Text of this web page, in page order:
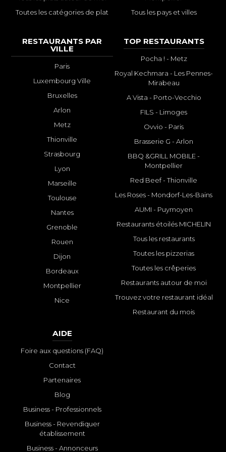
nous aider en vous rendant sur :
Améliorer la fiche de cet
Toutes les catégories de plat
Tous les pays et villes
RESTAURANTS PAR
VILLE
Paris
Luxembourg Ville
Bruxelles
Arlon
Metz
Thionville
Strasbourg
Lyon
Marseille
Toulouse
Nantes
Grenoble
Rouen
Dijon
Bordeaux
Montpellier
Nice
TOP RESTAURANTS
Pocha ! - Metz
Royal Kechmara - Les Pennes-
Mirabeau
A Vista - Porto-Vecchio
FILS - Limoges
Ovvio - Paris
Brasserie G - Arlon
BBQ &GRILL MOBILE -
Montpellier
Red Beef - Thionville
Les Roses - Mondorf-Les-Bains
AUMI - Puymoyen
Restaurants étoilés MICHELIN
Tous les restaurants
Toutes les pizzerias
Toutes les crêperies
Restaurants autour de moi
Trouvez votre restaurant idéal
Restaurant du mois
AIDE
Foire aux questions (FAQ)
Contact
Partenaires
Blog
Business - Professionnels
Business - Revendiquer
établissement
Business - Annonceurs